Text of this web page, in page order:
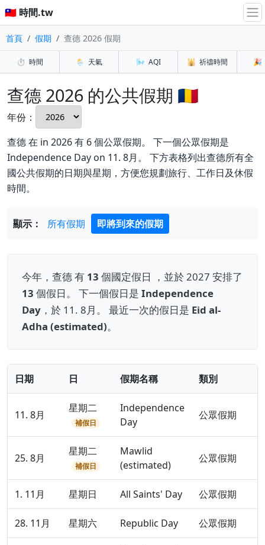
🇹🇼 時間.tw
首頁 假期 查德 2026 假期
⏱️ 時間 🌦️ 天氣 🌬️ AQI 🕌 祈禱時間 🎉
查德 2026 的公共假期 🇹🇩
年份：
查德 在 in 2026 有 6 個公眾假期。 下一個公眾假期是
Independence Day on 11. 8月。 下方表格列出查德所有全
國公共假期的日期與星期，方便您規劃旅行、工作日及休假
時間。
顯示： 所有假期 即將到來的假期
今年，查德 有 13 個國定假日 ，並於 2027 安排了
13 個假日。 下一個假日是 Independence
Day ，於 11. 8月。 最近一次的假日是 Eid al-
Adha (estimated)。
日期 日 假期名稱 類別
11. 8月
星期二
補假日
Independence
Day
公眾假期
25. 8月
星期二
補假日
Mawlid
(estimated)
公眾假期
1. 11月 星期日 All Saints' Day 公眾假期
28. 11月 星期六 Republic Day 公眾假期